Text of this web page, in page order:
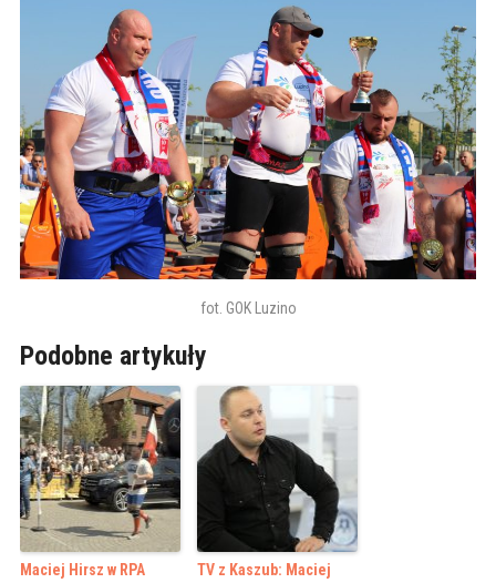
fot. GOK Luzino
Podobne artykuły
Maciej Hirsz w RPA
TV z Kaszub: Maciej